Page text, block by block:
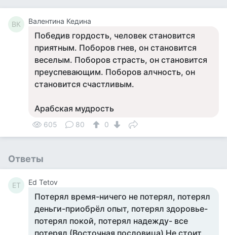
ВК Валентина Кедина
Победив гордость, человек становится
приятным. Поборов гнев, он становится
веселым. Поборов страсть, он становится
преуспевающим. Поборов алчность, он
становится счастливым.
Арабская мудрость
605 80 0
Ответы
ET Ed Tetov
Потерял время-ничего не потерял, потерял
деньги-приобрёл опыт, потерял здоровье-
потерял покой, потерял надежду- все
потерял (Восточная пословица) Не стоит